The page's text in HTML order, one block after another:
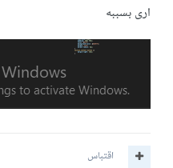
ارى بسببه
اقتباس